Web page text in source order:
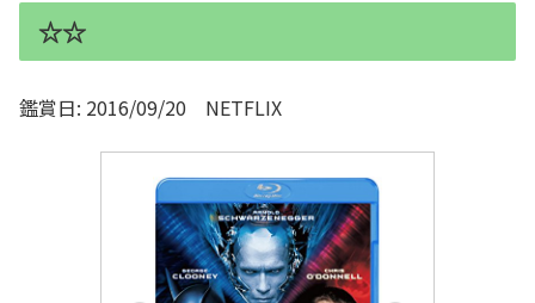
☆☆
鑑賞日: 2016/09/20 NETFLIX